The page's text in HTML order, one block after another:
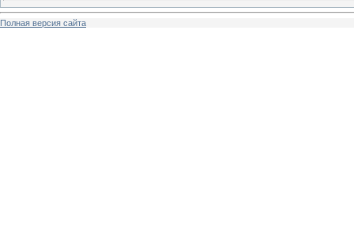
Полная версия сайта